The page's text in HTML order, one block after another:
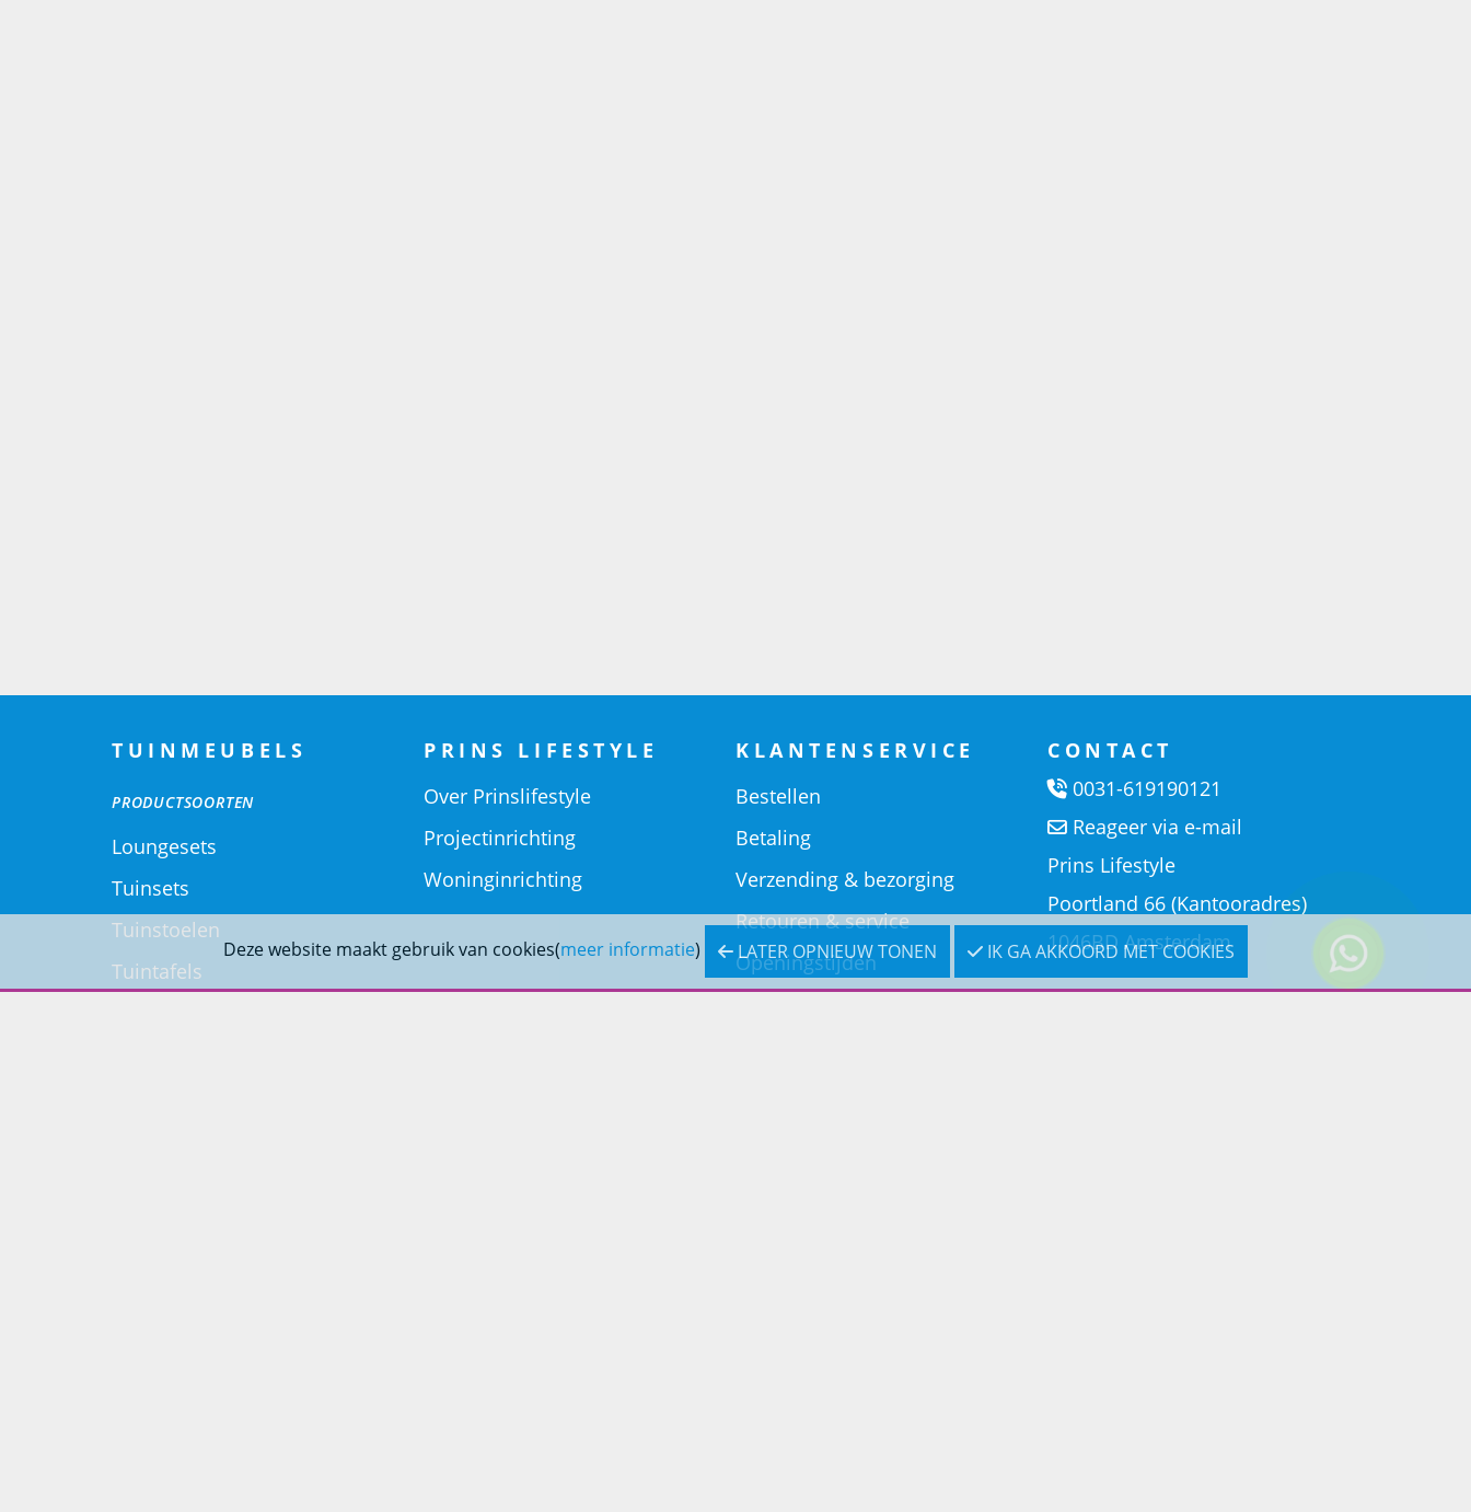
Deze website maakt gebruik van cookies(meer informatie) LATER OPNIEUW TONEN IK GA AKKOORD MET COOKIES
TUINMEUBELS
PRODUCTSOORTEN
Loungesets
Tuinsets
Tuinstoelen
Tuintafels
PRINS LIFESTYLE
Over Prinslifestyle
Projectinrichting
Woninginrichting
KLANTENSERVICE
Bestellen
Betaling
Verzending & bezorging
Retouren & service
Openingstijden
CONTACT
0031-619190121
Reageer via e-mail
Prins Lifestyle
Poortland 66 (Kantooradres)
1046BD Amsterdam